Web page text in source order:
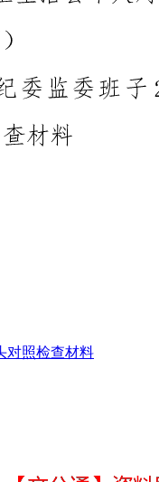
对照检查材料